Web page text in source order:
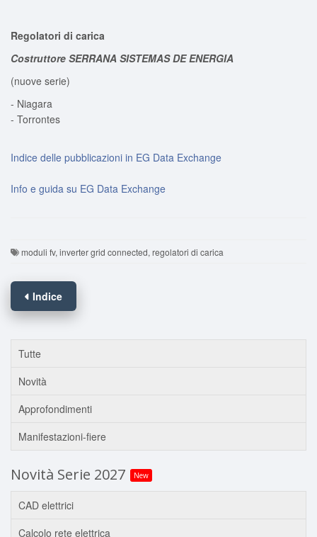
Regolatori di carica
Costruttore SERRANA SISTEMAS DE ENERGIA
(nuove serie)
- Niagara
- Torrontes
Indice delle pubblicazioni in EG Data Exchange
Info e guida su EG Data Exchange
moduli fv, inverter grid connected, regolatori di carica
Indice
Tutte
Novità
Approfondimenti
Manifestazioni-fiere
Novità Serie 2027 New
CAD elettrici
Calcolo rete elettrica